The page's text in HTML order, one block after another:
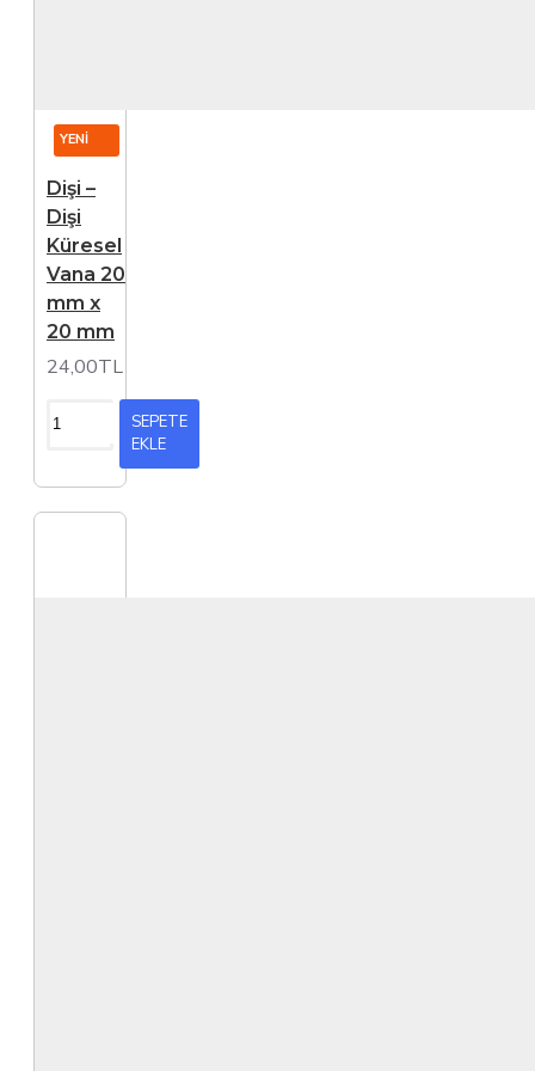
YENI
Dişi –
Dişi
Küresel
Vana 20
mm x
20 mm
24,00TL
SEPETE
EKLE